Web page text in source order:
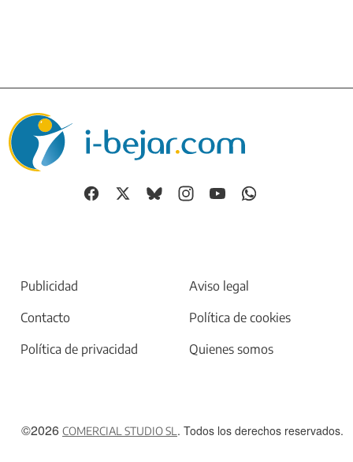
Publicidad
Aviso legal
Contacto
Política de cookies
Política de privacidad
Quienes somos
©2026 COMERCIAL STUDIO SL . Todos los derechos reservados.